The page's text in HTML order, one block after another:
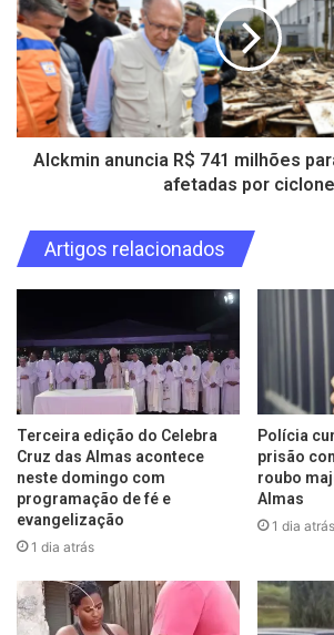
Alckmin anuncia R$ 741 milhões
afetadas por ciclone
Artigos relacionados
Terceira edição do Celebra
Cruz das Almas acontece
neste domingo com
programação de fé e
evangelização
1 dia atrás
Polícia
prisão
roubo
Almas
1 dia atrás